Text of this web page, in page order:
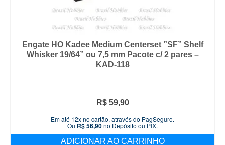
Engate HO Kadee Medium Centerset ”SF” Shelf
Whisker 19/64” ou 7,5 mm Pacote c/ 2 pares –
KAD-118
R$59,90
Em até 12x no cartão, através do PagSeguro.
Ou R$56,90no Depósito ou PIX.
ADICIONAR AO CARRINHO